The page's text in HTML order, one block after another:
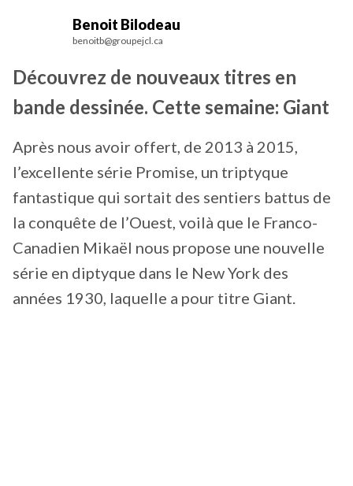
Benoit Bilodeau
benoitb@groupejcl.ca
Découvrez de nouveaux titres en
bande dessinée. Cette semaine: Giant
Après nous avoir offert, de 2013 à 2015,
l’excellente série Promise, un triptyque
fantastique qui sortait des sentiers battus de
la conquête de l’Ouest, voilà que le Franco-
Canadien Mikaël nous propose une nouvelle
série en diptyque dans le New York des
années 1930, laquelle a pour titre Giant.